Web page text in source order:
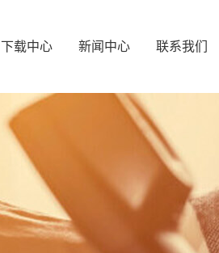
下载中心 新闻中心
企业新闻
常见问题
联系我们